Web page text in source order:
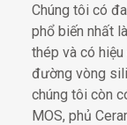
Chúng tôi có
phổ biến nhất
thép và có
đường vòng
chúng tôi còn
MOS, phủ